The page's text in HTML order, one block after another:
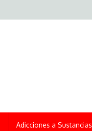
Adicciones a Sustancias